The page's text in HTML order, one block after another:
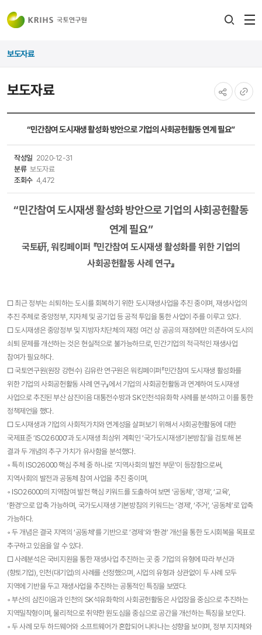
보도자료
보도자료
“민간참여 도시재생 활성화 방안으로 기업의 사회공헌활동 연계 필요”​​​
작성일 2020-12-31
분류 보도자료
조회수 4,472
“민간참여 도시재생 활성화 방안으로 기업의 사회공헌활동
연계 필요”
국토硏, 워킹페이퍼 『민간참여 도시재생 활성화를 위한 기업의
사회공헌활동 사례 연구​』
□ 최근 정부는 쇠퇴하는 도시를 회복하기 위한 도시재생사업을 추진 중이며, 재생사업의
추진 주체로 중앙정부, 지자체 및 공기업 등 공적 투입을 통한 사업이 주를 이루고 있다.
□ 도시재생은 중앙정부 및 지방자치단체의 재정 여건 상 공공의 재정에만 의존하여 도시의
쇠퇴 문제를 개선하는 것은 현실적으로 불가능하므로, 민간기업의 적극적인 재생사업
참여가 필요하다.
□ 국토연구원(원장 강현수) 김유란 연구원은 워킹페이퍼『민간참여 도시재생 활성화를
위한 기업의 사회공헌활동 사례 연구』에서 기업의 사회공헌활동과 연계하여 도시재생
사업으로 추진된 부산 삼진이음 대통전수방과 SK인천석유화학 사례를 분석하고 이를 통한
정책제언을 했다.
□ 도시재생과 기업의 사회적가치와 연계성을 살펴보기 위해서 사회공헌활동에 대한
국제표준 ‘ISO26000’과 도시재생 최상위 계획인 ‘국가도시재생기본방침’을 검토해 본
결과 두 개념의 추구 가치가 유사함을 분석했다.
◦ 특히 ISO26000 핵심 주체 중 하나로 ‘지역사회의 발전 부문’이 등장함으로써,
지역사회의 발전과 공동체 참여 사업을 추진 중이며,
◦ ISO26000의 지역참여 발전 핵심 키워드를 도출하여 보면 ‘공동체’, ‘경제’, ‘교육’,
‘환경’으로 압축 가능하며, 국가도시재생 기본방침의 키워드는 ‘경제’, ‘주거’, ‘공동체’로 압축
가능하다.
◦ 두 개념은 결국 지역의 ‘공동체’를 기반으로 ‘경제’와 ‘환경’ 개선을 통한 도시회복을 목표로
추구하고 있음을 알 수 있다.
□ 사례분석은 국비지원을 통한 재생사업 추진하는 곳 중 기업의 유형에 따라 부산과
(향토기업), 인천(대기업)의 사례를 선정했으며, 시업의 유형과 상관없이 두 사례 모두
지역에 기반을 두고 재생사업을 추진하는 공통적인 특징을 보였다.
◦ 부산의 삼진이음과 인천의 SK석유화학의 사회공헌활동은 사업장을 중심으로 추진하는
지역밀착형이며, 물리적으로 취약한 원도심을 중심으로 공간을 개선하는 특징을 보인다.
◦ 두 사례 모두 하드웨어와 소프트웨어가 혼합되어 나타나는 성향을 보이며, 정부 지자체와